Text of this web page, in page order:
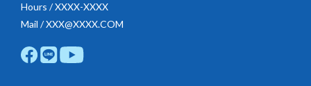
Hours / XXXX-XXXX
Mail / XXX@XXXX.COM